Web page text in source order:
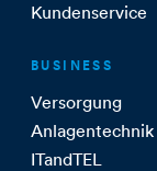
Kundenservice
BUSINESS
Versorgung
Anlagentechnik
ITandTEL